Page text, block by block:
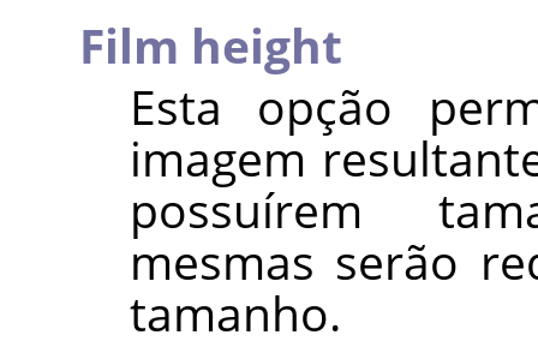
Film height
Esta opção
imagem
possuírem
mesmas serão
tamanho.